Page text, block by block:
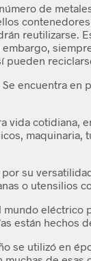
de
reutilizarse.
pueden
encuentra en
vida cotidiana,
maquinaria,
su
o utensilios
mundo eléctrico
están hechos
se utilizó en